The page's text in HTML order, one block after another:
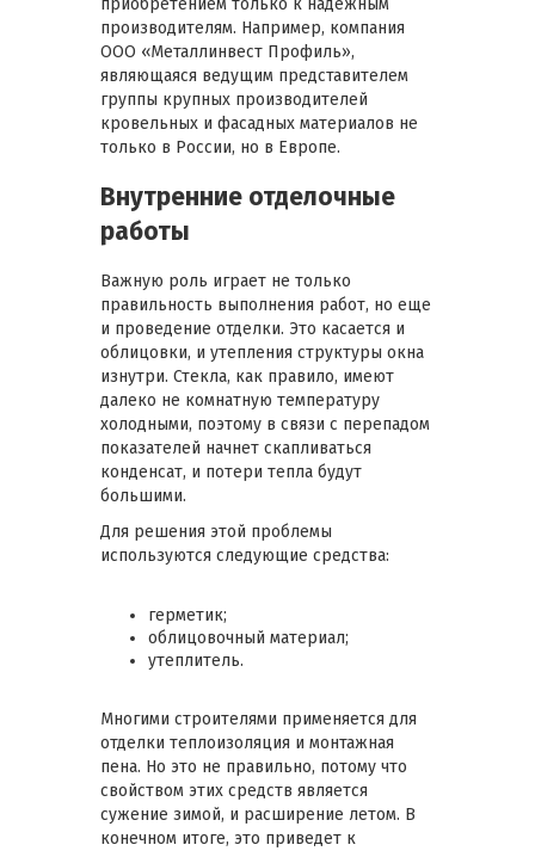
производителям. Например, компания
ООО «Металлинвест Профиль»,
являющаяся ведущим представителем
группы крупных производителей
кровельных и фасадных материалов не
только в России, но в Европе.
Внутренние отделочные
работы
Важную роль играет не только
правильность выполнения работ, но еще
и проведение отделки. Это касается и
облицовки, и утепления структуры окна
изнутри. Стекла, как правило, имеют
далеко не комнатную температуру
холодными, поэтому в связи с перепадом
показателей начнет скапливаться
конденсат, и потери тепла будут
большими.
Для решения этой проблемы
используются следующие средства:
герметик;
облицовочный материал;
утеплитель.
Многими строителями применяется для
отделки теплоизоляция и монтажная
пена. Но это не правильно, потому что
свойством этих средств является
сужение зимой, и расширение летом. В
конечном итоге, это приведет к